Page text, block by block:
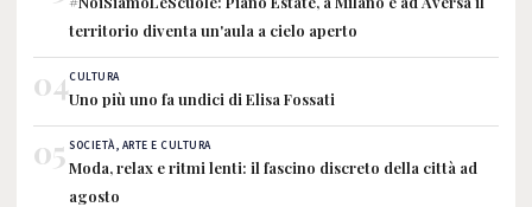
territorio diventa un'aula a cielo aperto
04CULTURA
Uno più uno fa undici di Elisa Fossati
05 SOCIETÀ, ARTE E CULTURA
Moda, relax e ritmi lenti: il fascino discreto della città ad
agosto